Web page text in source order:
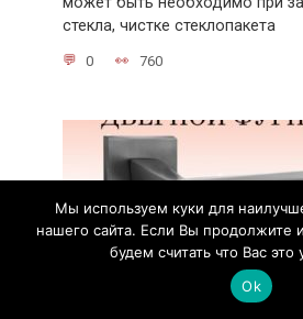
стекла, чистке стеклопакета
0 760
Мы используем куки для
нашего сайта. Если Вы продолжите
будем считать что Вас это
Ok